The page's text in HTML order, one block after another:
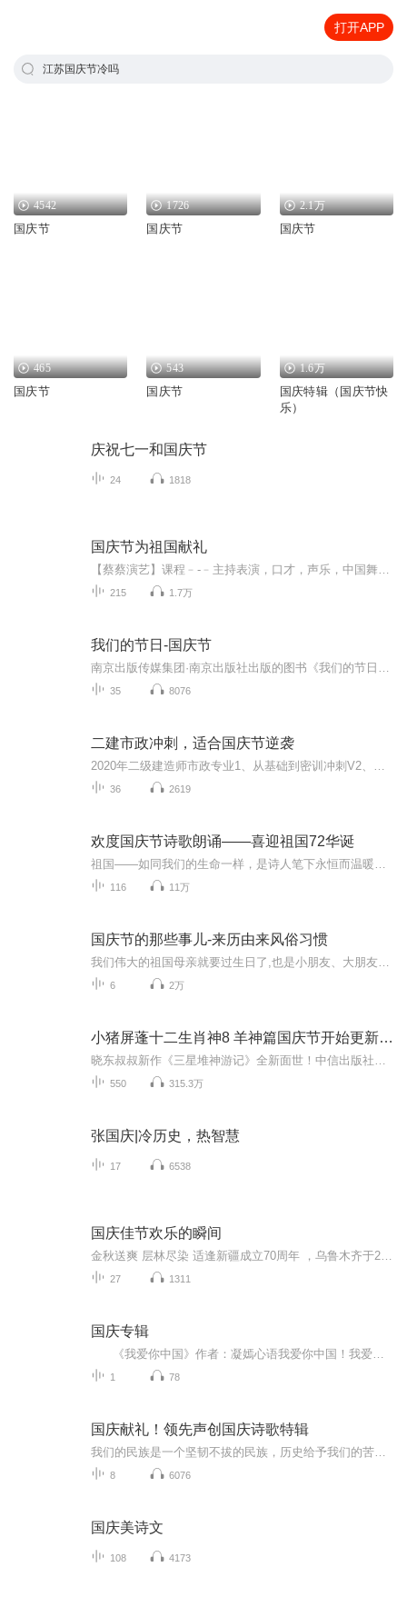
打开APP
江苏国庆节冷吗
4542
国庆节
1726
国庆节
2.1万
国庆节
465
国庆节
543
国庆节
1.6万
国庆特辑（国庆节快
乐）
庆祝七一和国庆节
24 1818
国庆节为祖国献礼
215 1.7万
我们的节日-国庆节
35 8076
二建市政冲刺，适合国庆节逆袭
36 2619
欢度国庆节诗歌朗诵——喜迎祖国72华诞
116 11万
国庆节的那些事儿-来历由来风俗习惯
6 2万
小猪屏蓬十二生肖神8 羊神篇国庆节开始更新啦！
550 315.3万
张国庆|冷历史，热智慧
17 6538
国庆佳节欢乐的瞬间
27 1311
国庆专辑
1 78
国庆献礼！领先声创国庆诗歌特辑
8 6076
国庆美诗文
108 4173